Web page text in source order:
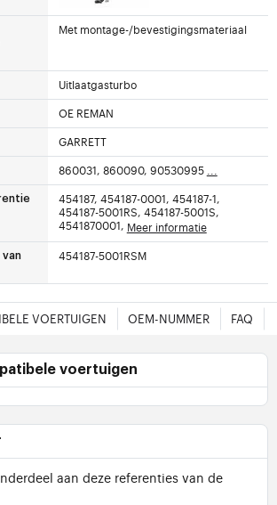
Met montage-/bevestigingsmateriaal
Uitlaatgasturbo
OE REMAN
GARRETT
860031, 860090, 90530995 ...
454187, 454187-0001, 454187-1,
454187-5001RS, 454187-5001S,
4541870001, Meer informatie
van
454187-5001RSM
VOERTUIGEN OEM-NUMMER FAQ
voertuigen
aan deze referenties van de